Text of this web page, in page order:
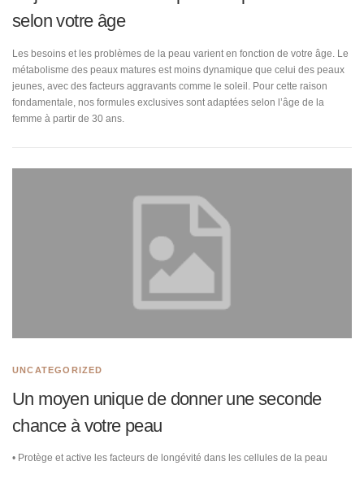
selon votre âge
Les besoins et les problèmes de la peau varient en fonction de votre âge. Le
métabolisme des peaux matures est moins dynamique que celui des peaux
jeunes, avec des facteurs aggravants comme le soleil. Pour cette raison
fondamentale, nos formules exclusives sont adaptées selon l’âge de la
femme à partir de 30 ans.
UNCATEGORIZED
Un moyen unique de donner une seconde
chance à votre peau
• Protège et active les facteurs de longévité dans les cellules de la peau